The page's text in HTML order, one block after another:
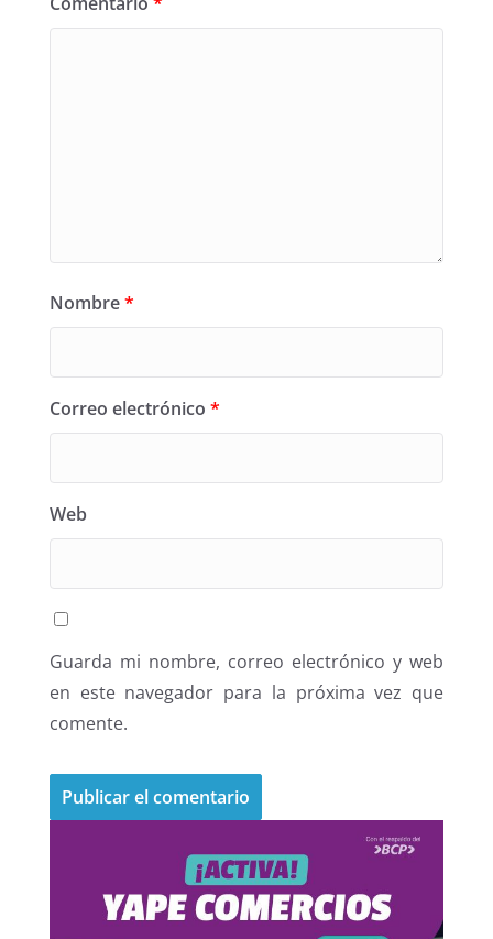
Nombre*
Correo electrónico *
Web
Guarda mi nombre, correo electrónico y web
en este navegador para la próxima vez que
comente.